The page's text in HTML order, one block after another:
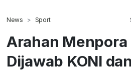
News Sport
Arahan Menpora
Dijawab KONI